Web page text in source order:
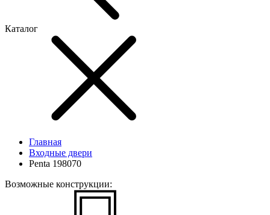
Каталог
Главная
Входные двери
Penta 198070
Возможные конструкции: